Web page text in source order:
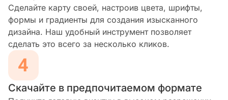
Сделайте карту своей, настроив цвета, шрифты,
формы и градиенты для создания изысканного
дизайна. Наш удобный инструмент позволяет
сделать это всего за несколько кликов.
Скачайте в предпочитаемом формате